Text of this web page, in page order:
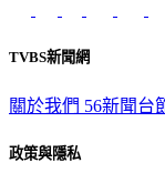
TVBS新聞網
關於我們 56新聞台
政策與隱私